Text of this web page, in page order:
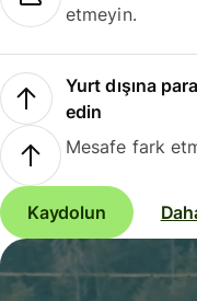
etmeyin.
Yurt dışına
edin
Mesafe fark
Kaydolun